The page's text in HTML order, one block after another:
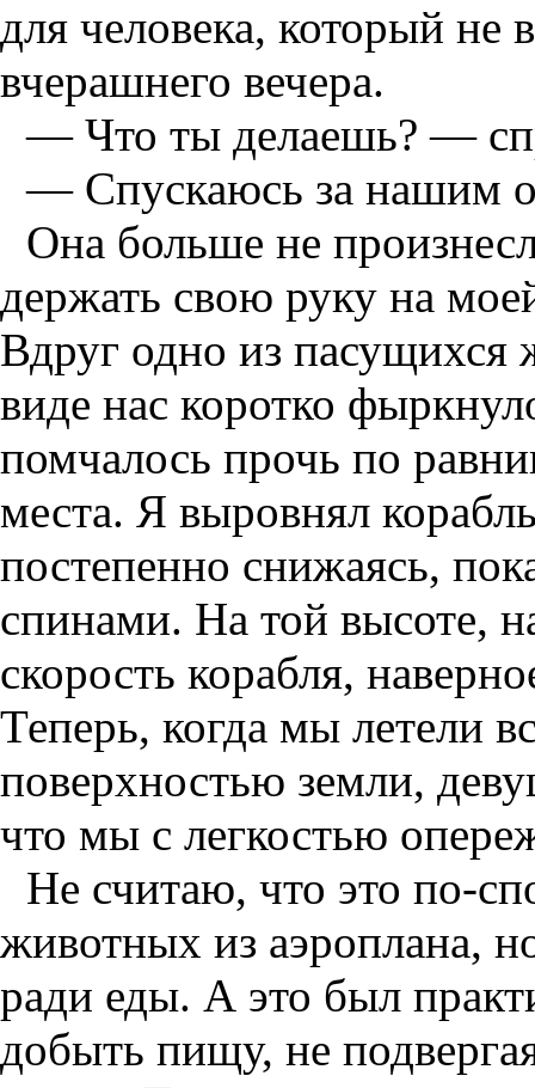
для человека, который не
вчерашнего вечера.
— Что ты делаешь? —
— Спускаюсь за нашим
Она больше не
держать свою руку на
Вдруг одно из пасущихся
виде нас коротко
помчалось прочь по
места. Я выровнял
постепенно снижаясь,
спинами. На той высоте,
скорость корабля,
Теперь, когда мы летели
поверхностью земли,
что мы с легкостью
Не считаю, что это по-
животных из аэроплана,
ради еды. А это был
добыть пищу, не